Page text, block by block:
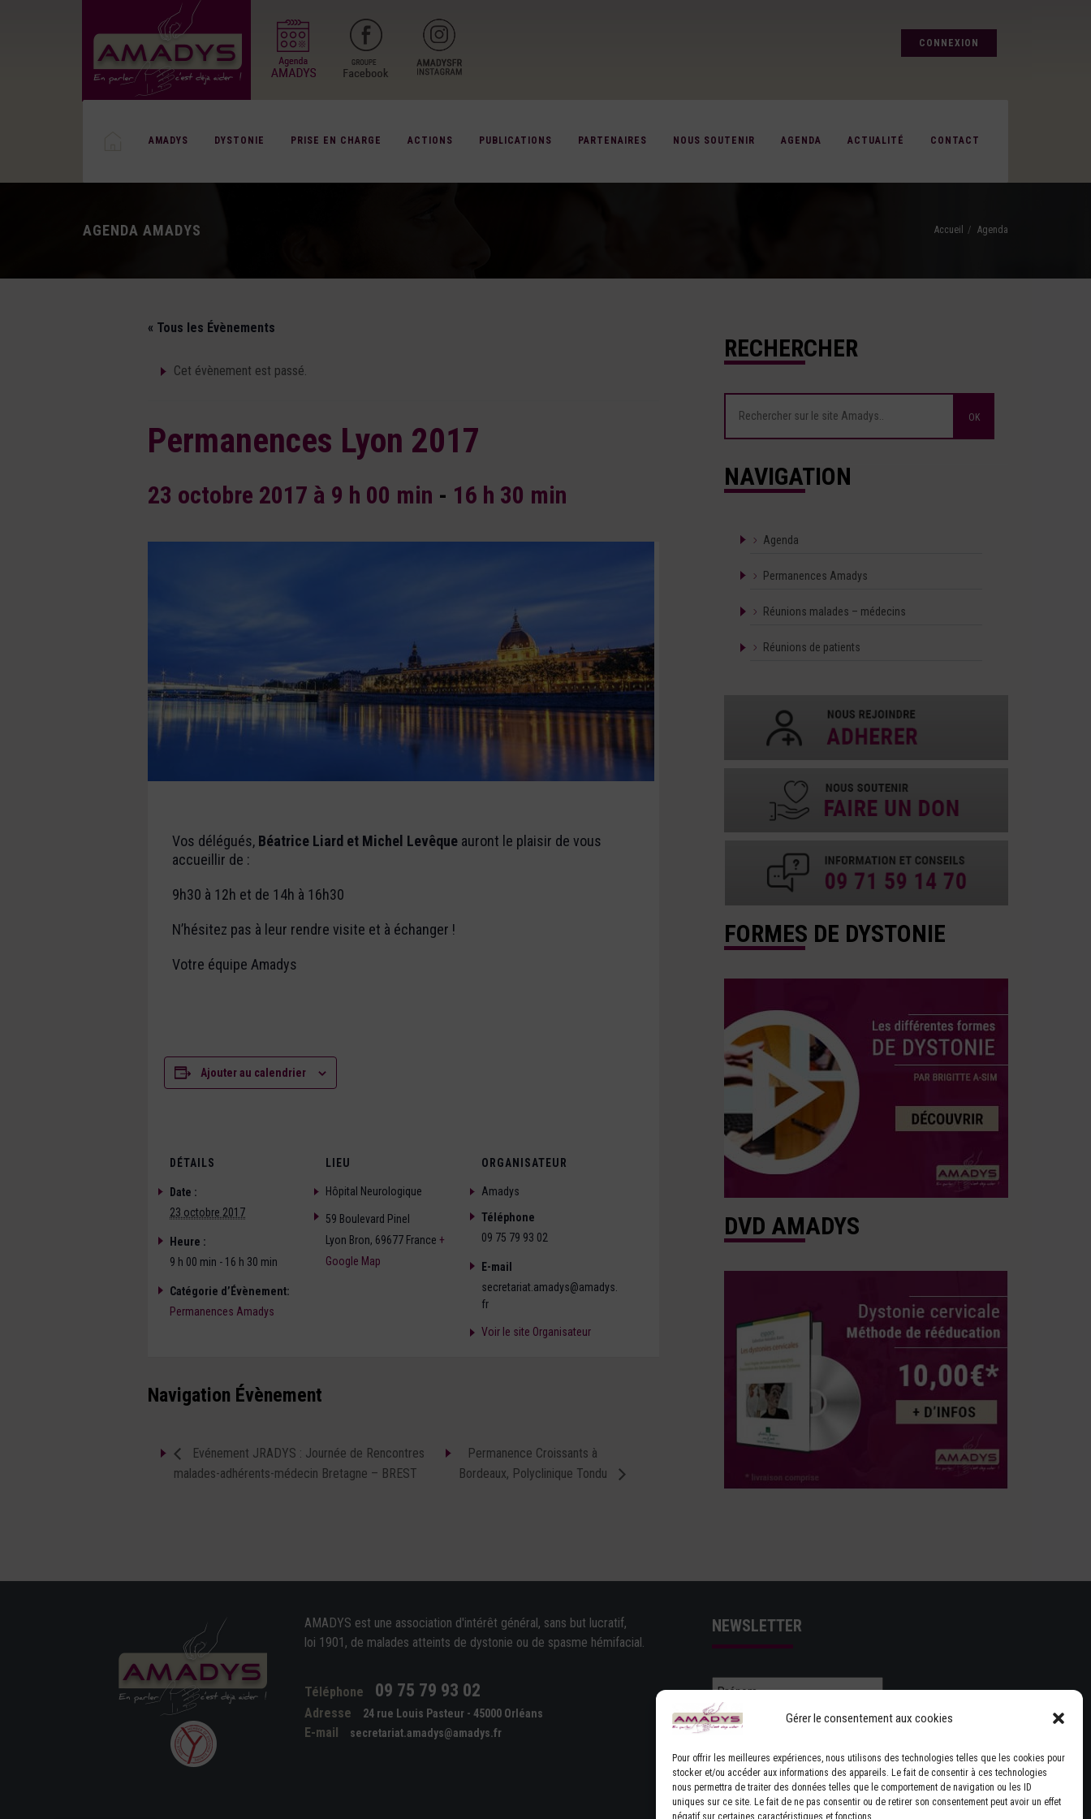
Gérer le consentement aux cookies
Pour offrir les meilleures expériences, nous utilisons des technologies telles que les cookies pour
stocker et/ou accéder aux informations des appareils. Le fait de consentir à ces technologies
nous permettra de traiter des données telles que le comportement de navigation ou les ID
uniques sur ce site. Le fait de ne pas consentir ou de retirer son consentement peut avoir un effet
négatif sur certaines caractéristiques et fonctions.
CONNEXION
AMADYS DYSTONIE PRISE EN CHARGE ACTIONS PUBLICATIONS PARTENAIRES NOUS SOUTENIR AGENDA ACTUALITÉ CONTACT
AGENDA AMADYS Accueil Agenda
« Tous les Évènements
Cet évènement est passé.
Permanences Lyon 2017
23 octobre 2017 à 9 h 00 min - 16 h 30 min
Vos délégués, Béatrice Liard et Michel Levêque auront le plaisir de vous
accueillir de :
9h30 à 12h et de 14h à 16h30
N’hésitez pas à leur rendre visite et à échanger !
Votre équipe Amadys
Ajouter au calendrier
DÉTAILS
Date :
23 octobre 2017
Heure :
9 h 00 min - 16 h 30 min
Catégorie d’Évènement:
Permanences Amadys
LIEU
Hôpital Neurologique
59 Boulevard Pinel
Lyon Bron, 69677 France +
Google Map
ORGANISATEUR
Amadys
Téléphone
09 75 79 93 02
E-mail
secretariat.amadys@amadys.
fr
Voir le site Organisateur
Navigation Évènement
Evénement JRADYS : Journée de Rencontres
malades-adhérents-médecin Bretagne – BREST
Permanence Croissants à
Bordeaux, Polyclinique Tondu
RECHERCHER
NAVIGATION
Agenda
Permanences Amadys
Réunions malades – médecins
Réunions de patients
FORMES DE DYSTONIE
DVD AMADYS
AMADYS est une association d'intérêt général, sans but lucratif,
loi 1901, de malades atteints de dystonie ou de spasme hémifacial.
Téléphone 09 75 79 93 02
Adresse 24 rue Louis Pasteur - 45000 Orléans
E-mail secretariat.amadys@amadys.fr
NEWSLETTER
J'ACCEPTE LES CONDITIONS GÉNÉRALES
D'UTILISATION